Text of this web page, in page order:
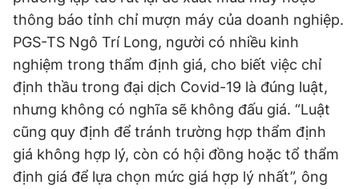
thông báo tỉnh chỉ mượn máy của doanh nghiệp.
PGS-TS Ngô Trí Long, người có nhiều kinh
nghiệm trong thẩm định giá, cho biết việc chỉ
định thầu trong đại dịch Covid-19 là đúng luật,
nhưng không có nghĩa sẽ không đấu giá. “Luật
cũng quy định để tránh trường hợp thẩm định
giá không hợp lý, còn có hội đồng hoặc tổ thẩm
định giá để lựa chọn mức giá hợp lý nhất”, ông